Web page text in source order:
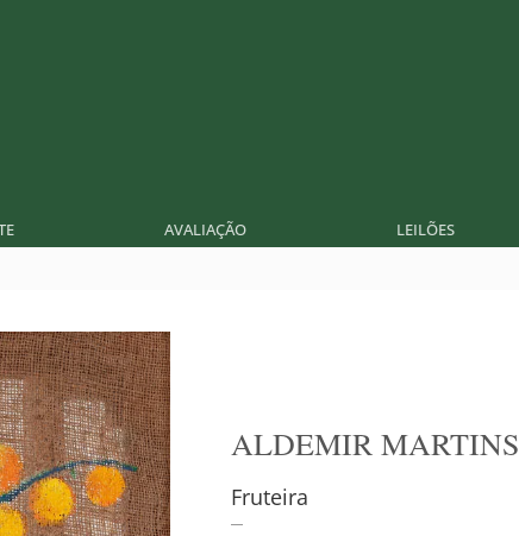
AVALIAÇÃO LEILÕES
ALDEMIR MARTINS
Fruteira